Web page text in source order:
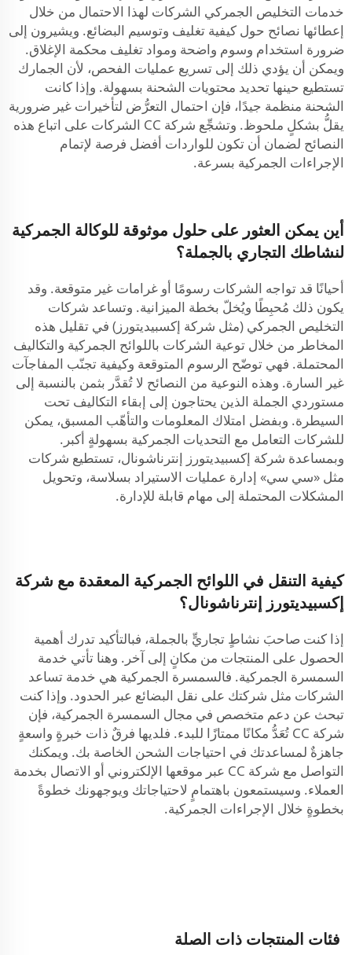
خدمات التخليص الجمركي الشركات لهذا الاحتمال من خلال
إعطائها نصائح حول كيفية تغليف وتوسيم البضائع. ويشيرون إلى
ضرورة استخدام وسوم واضحة ومواد تغليف محكمة الإغلاق.
ويمكن أن يؤدي ذلك إلى تسريع عمليات الفحص، لأن الجمارك
تستطيع حينها تحديد محتويات الشحنة بسهولة. وإذا كانت
الشحنة منظمة جيدًا، فإن احتمال التعرُّض لتأخيرات غير ضرورية
يقلُّ بشكلٍ ملحوظ. وتشجِّع شركة CC الشركات على اتباع هذه
النصائح لضمان أن تكون للواردات أفضل فرصة لإتمام
الإجراءات الجمركية بسرعة.
أين يمكن العثور على حلول موثوقة للوكالة الجمركية
لنشاطك التجاري بالجملة؟
أحيانًا قد تواجه الشركات رسومًا أو غرامات غير متوقعة. وقد
يكون ذلك مُحبِطًا ويُخلّ بخطة الميزانية. وتساعد شركات
التخليص الجمركي (مثل شركة إكسبيديتورز) في تقليل هذه
المخاطر من خلال توعية الشركات باللوائح الجمركية والتكاليف
المحتملة. فهي توضّح الرسوم المتوقعة وكيفية تجنّب المفاجآت
غير السارة. وهذه النوعية من النصائح لا تُقدَّر بثمن بالنسبة إلى
مستوردي الجملة الذين يحتاجون إلى إبقاء التكاليف تحت
السيطرة. وبفضل امتلاك المعلومات والتأهّب المسبق، يمكن
للشركات التعامل مع التحديات الجمركية بسهولةٍ أكبر.
وبمساعدة شركة إكسبيديتورز إنترناشونال، تستطيع شركات
مثل «سي سي» إدارة عمليات الاستيراد بسلاسة، وتحويل
المشكلات المحتملة إلى مهام قابلة للإدارة.
كيفية التنقل في اللوائح الجمركية المعقدة مع شركة
إكسبيديتورز إنترناشونال؟
إذا كنت صاحبَ نشاطٍ تجاريٍّ بالجملة، فبالتأكيد تدرك أهمية
الحصول على المنتجات من مكانٍ إلى آخر. وهنا تأتي خدمة
السمسرة الجمركية. فالسمسرة الجمركية هي خدمة تساعد
الشركات مثل شركتك على نقل البضائع عبر الحدود. وإذا كنت
تبحث عن دعم متخصص في مجال السمسرة الجمركية، فإن
شركة CC تُعَدُّ مكانًا ممتازًا للبدء. فلديها فرقٌ ذات خبرةٍ واسعةٍ
جاهزةٌ لمساعدتك في احتياجات الشحن الخاصة بك. ويمكنك
التواصل مع شركة CC عبر موقعها الإلكتروني أو الاتصال بخدمة
العملاء. وسيستمعون باهتمامٍ لاحتياجاتك ويوجهونك خطوةً
بخطوةٍ خلال الإجراءات الجمركية.
فئات المنتجات ذات الصلة